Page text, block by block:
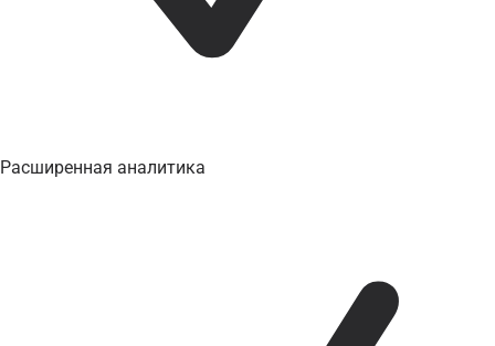
Расширенная аналитика